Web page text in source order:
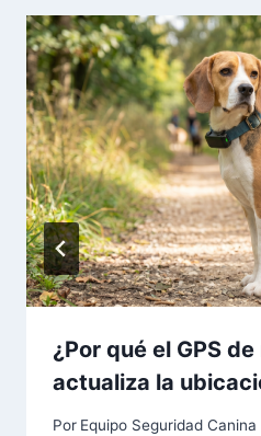
¿Por qué el GPS
actualiza la
Por Equipo Seguridad Canina